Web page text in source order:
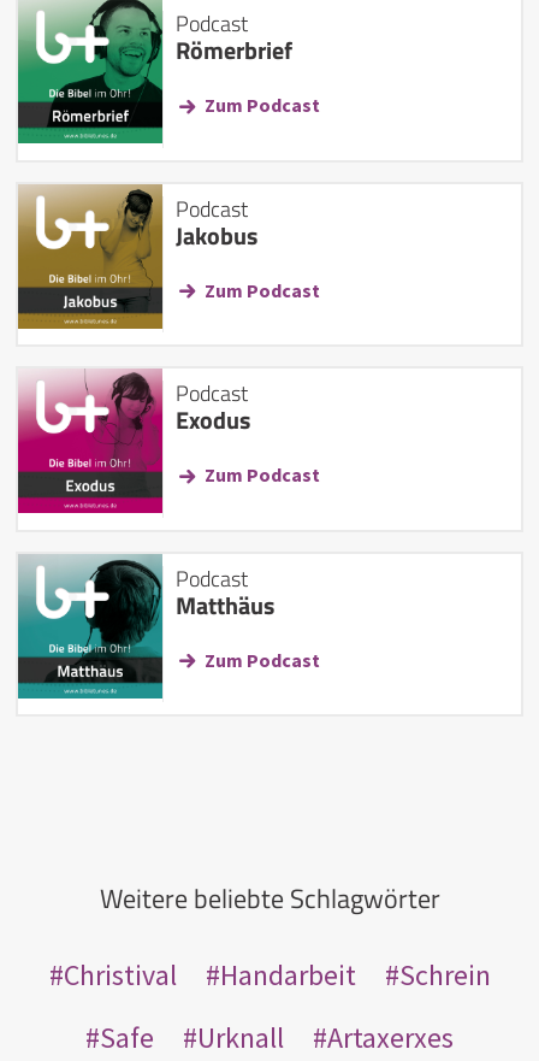
Podcast
Römerbrief
Zum Podcast
Podcast
Jakobus
Zum Podcast
Podcast
Exodus
Zum Podcast
Podcast
Matthäus
Zum Podcast
Weitere beliebte Schlagwörter
Christival Handarbeit
Schrein
Safe
Urknall
Artaxerxes